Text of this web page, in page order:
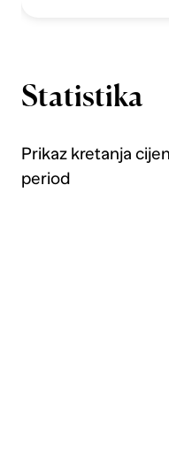
Statistika
Prikaz kretanja
period